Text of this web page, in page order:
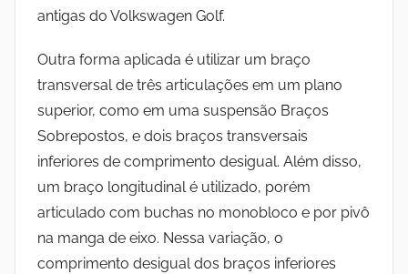
antigas do Volkswagen Golf.
Outra forma aplicada é utilizar um braço
transversal de três articulações em um plano
superior, como em uma suspensão Braços
Sobrepostos, e dois braços transversais
inferiores de comprimento desigual. Além disso,
um braço longitudinal é utilizado, porém
articulado com buchas no monobloco e por pivô
na manga de eixo. Nessa variação, o
comprimento desigual dos braços inferiores